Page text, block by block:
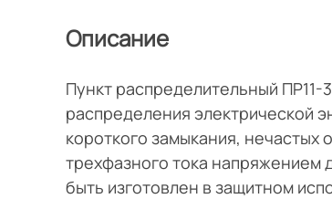
Описание
Пункт распределительный
распределения электрической
короткого замыкания, нечастых
трехфазного тока напряжением
быть изготовлен в защитном